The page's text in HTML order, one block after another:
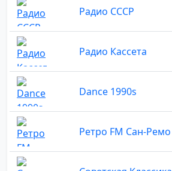
Радио СССР
Радио Кассета
Dance 1990s
Ретро FM Сан-Ремо